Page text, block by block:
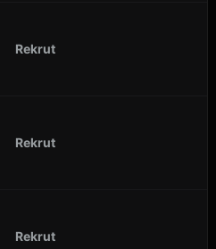
Rekrut
Rekrut
Rekrut